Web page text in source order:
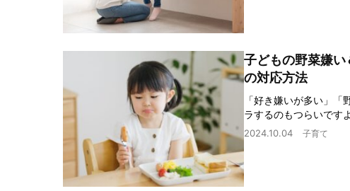
子どもの野菜嫌
の対応方法
「好き嫌いが多い」
ラするのもつらいです
2024.10.04 子育て